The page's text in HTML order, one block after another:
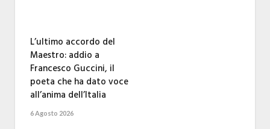
L’ultimo accordo del
Maestro: addio a
Francesco Guccini, il
poeta che ha dato voce
all’anima dell’Italia
6 Agosto 2026